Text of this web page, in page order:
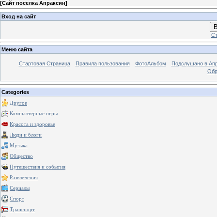
[Сайт поселка Апраксин]
Вход на сайт
Меню сайта
Стартовая Страница Правила пользования ФотоАльбом
Подслушано в
Categories
Другое
Компьютерные игры
Красота и здоровье
Люди и блоги
Музыка
Общество
Путешествия и события
Развлечения
Сериалы
Спорт
Транспорт